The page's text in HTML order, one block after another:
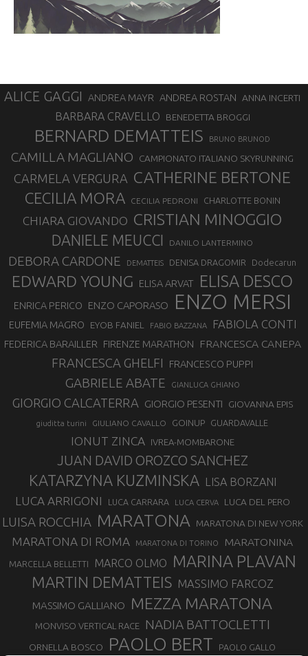
ALICE GAGGI ANDREA MAYR ANDREA ROSTAN ANNA INCERTI
BARBARA CRAVELLO BENEDETTA BROGGI
BERNARD DEMATTEIS BRUNO BRUNOD
CAMILLA MAGLIANO CAMPIONATO ITALIANO SKYRUNNING
CARMELA VERGURA CATHERINE BERTONE
CECILIA MORA CECILIA PEDRONI CHARLOTTE BONIN
CHIARA GIOVANDO CRISTIAN MINOGGIO
DANIELE MEUCCI DANILO LANTERMINO
DEBORA CARDONE DEMATTEIS DENISA DRAGOMIR Dodecarun
EDWARD YOUNG ELISA ARVAT ELISA DESCO
ENRICA PERICO ENZO CAPORASO ENZO MERSI
EUFEMIA MAGRO EYOB FANIEL FABIO BAZZANA FABIOLA CONTI
FEDERICA BARAILLER FIRENZE MARATHON FRANCESCA CANEPA
FRANCESCA GHELFI FRANCESCO PUPPI
GABRIELE ABATE GIANLUCA GHIANO
GIORGIO CALCATERRA GIORGIO PESENTI GIOVANNA EPIS
giuditta turini GIULIANO CAVALLO GOINUP GUARDAVALLE
IONUT ZINCA IVREA-MOMBARONE
JUAN DAVID OROZCO SANCHEZ
KATARZYNA KUZMINSKA LISA BORZANI
LUCA ARRIGONI LUCA CARRARA LUCA CERVA LUCA DEL PERO
LUISA ROCCHIA MARATONA MARATONA DI NEW YORK
MARATONA DI ROMA MARATONA DI TORINO MARATONINA
MARCELLA BELLETTI MARCO OLMO MARINA PLAVAN
MARTIN DEMATTEIS MASSIMO FARCOZ
MASSIMO GALLIANO MEZZA MARATONA
MONVISO VERTICAL RACE NADIA BATTOCLETTI
ORNELLA BOSCO PAOLO BERT PAOLO GALLO